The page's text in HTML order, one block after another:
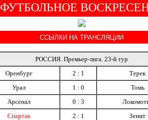
ФУТБОЛЬНОЕ
ССЫЛКИ НА ТРАНСЛЯЦИИ
РОССИЯ. Премьер-лига. 23-й тур
Оренбург 2 : 1
Терек
Урал 1 : 0
Томь
Арсенал 0 : 3
Спартак 2 : 1
Зенит